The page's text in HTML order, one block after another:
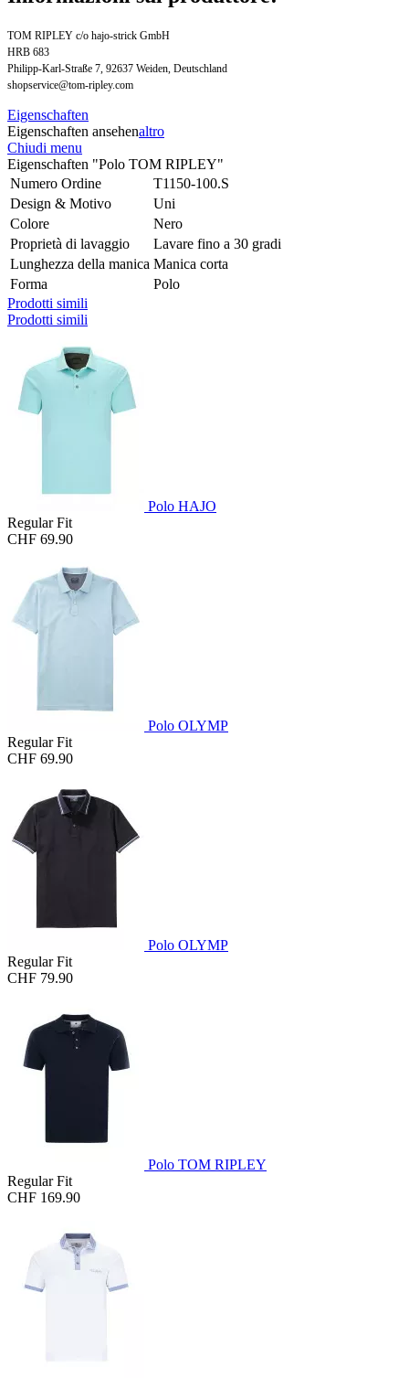
TOM RIPLEY c/o hajo-strick GmbH
HRB 683
Philipp-Karl-Straße 7, 92637 Weiden, Deutschland
shopservice@tom-ripley.com
Eigenschaften
Eigenschaften ansehenaltro
Chiudi menu
Eigenschaften "Polo TOM RIPLEY"
Numero Ordine
T1150-100.S
Design & Motivo
Uni
Colore
Nero
Proprietà di lavaggio
Lavare fino a 30 gradi
Lunghezza della manica Manica corta
Forma
Polo
Prodotti simili
Prodotti simili
Polo HAJO
Regular Fit
CHF 69.90
Polo OLYMP
Regular Fit
CHF 69.90
Polo OLYMP
Regular Fit
CHF 79.90
Polo TOM RIPLEY
Regular Fit
CHF 169.90